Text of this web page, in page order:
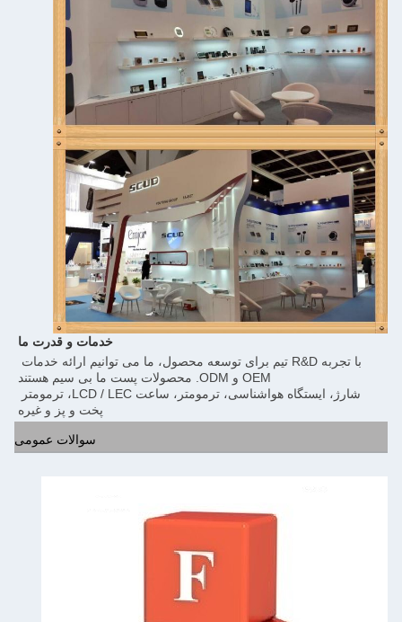
خدمات و قدرت ما
OEM و ODM. محصولات پست ما بی سیم هستند
پخت و پز و غیره
سوالات عمومی